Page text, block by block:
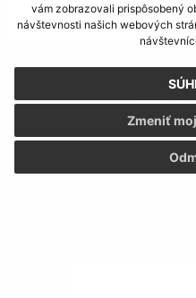
vám zobrazovali prispôsobený
návštevnosti našich webových
Zmeniť